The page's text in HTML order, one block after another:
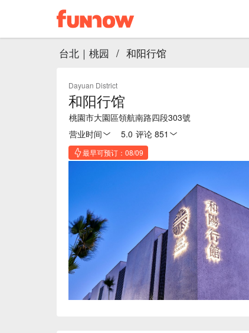
台北｜桃园 / 和阳行馆
Dayuan District
和阳行馆
桃園市大園區領航南路四段303號
营业时间
5.0 评论 851
最早可预订：08/09